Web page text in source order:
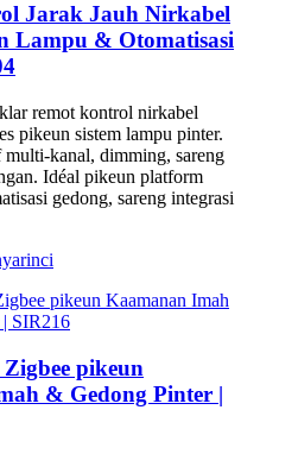
Jarak Jauh Nirkabel
Lampu & Otomatisasi
remot kontrol nirkabel
pikeun sistem lampu pinter.
kanal, dimming, sareng
Idéal pikeun platform
gedong, sareng integrasi
rinci
pikeun
& Gedong Pinter |